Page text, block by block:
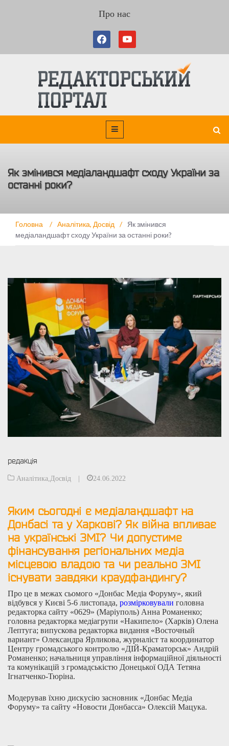
Про нас
Як змінився медіаландшафт сходу України за
останні роки?
Головна / Аналітика, Досвід /
Як змінився
медіаландшафт сходу України за останні роки?
редакція
Аналітика Досвід | 24.06.2022
Яким сьогодні є медіаландшафт на
Донбасі та у Харкові? Як війна впливає
на українські ЗМІ? Чи допустиме
фінансування регіональних медіа
місцевою владою та чи реально ЗМІ
існувати завдяки краудфандингу?
Про це в межах сьомого «Донбас Медіа Форуму», який
відбувся у Києві 5-6 листопада, розмірковували головна
редакторка сайту «0629» (Маріуполь) Анна Романенко;
головна редакторка медіагрупи «Накипело» (Харків) Олена
Лептуга; випускова редакторка видання «Восточный
вариант» Олександра Ярликова, журналіст та координатор
Центру громадського контролю «ДІЙ-Краматорськ» Андрій
Романенко; начальниця управління інформаційної діяльності
та комунікацій з громадськістю Донецької ОДА Тетяна
Ігнатченко-Тюріна.
Модерував їхню дискусію засновник «Донбас Медіа
Форуму» та сайту «Новости Донбасса» Олексій Мацука.